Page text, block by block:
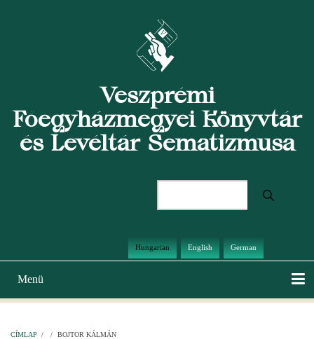
Veszprémi
Főegyházmegyei Könyvtár
és Levéltár Sematizmusa
Hungarian English German
Main
navigation
Menü
CÍMLAP / / BOJTOR KÁLMÁN